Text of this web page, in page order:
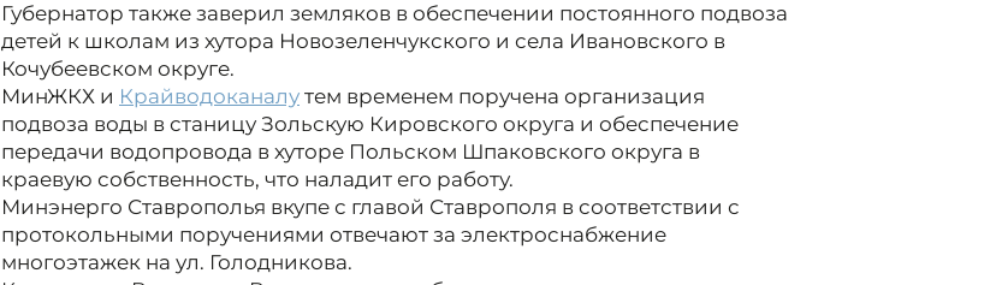
Губернатор также заверил земляков в обеспечении постоянного подвоза
детей к школам из хутора Новозеленчукского и села Ивановского в
Кочубеевском округе.
МинЖКХ и Крайводоканалу тем временем поручена организация
подвоза воды в станицу Зольскую Кировского округа и обеспечение
передачи водопровода в хуторе Польском Шпаковского округа в
краевую собственность, что наладит его работу.
Минэнерго Ставрополья вкупе с главой Ставрополя в соответствии с
протокольными поручениями отвечают за электроснабжение
многоэтажек на ул. Голодникова.